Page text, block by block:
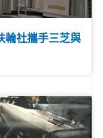
輪社攜手三芝與